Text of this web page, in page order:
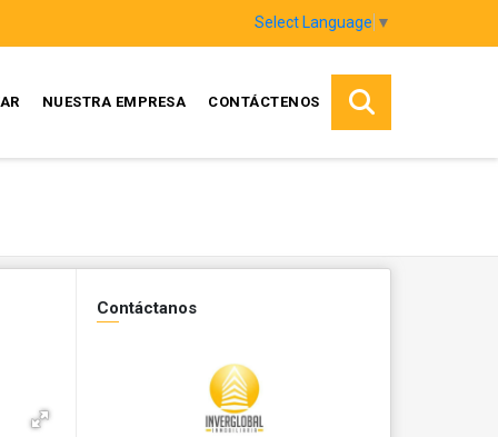
Select Language ▼
NUESTRA EMPRESA CONTÁCTENOS
Contáctanos